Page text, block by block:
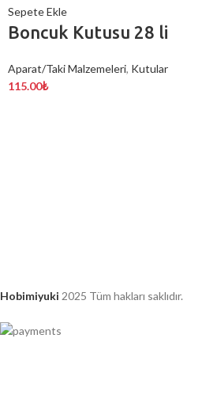
Sepete Ekle
Boncuk Kutusu 28 li
Aparat/Taki Malzemeleri, Kutular
115.00₺
Hobimiyuki 2025 Tüm hakları saklıdır.